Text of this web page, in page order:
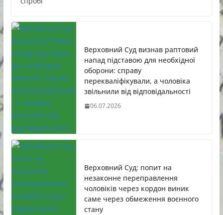
Верховний Суд визнав раптовий
напад підставою для необхідної
оборони: справу
перекваліфікували, а чоловіка
звільнили від відповідальності
06.07.2026
Верховний Суд: попит на
незаконне переправлення
чоловіків через кордон виник
саме через обмеження воєнного
стану